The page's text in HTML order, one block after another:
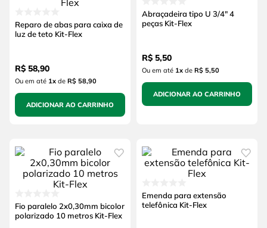
Reparo de abas para caixa de
luz de teto Kit-Flex
R$ 58,90
Ou em até 1xde R$ 58,90
ADICIONAR AO CARRINHO
Abraçadeira tipo U 3/4" 4
peças Kit-Flex
R$ 5,50
Ou em até 1xde R$ 5,50
ADICIONAR AO CARRINHO
Fio paralelo 2x0,30mm bicolor
polarizado 10 metros Kit-Flex
Emenda para extensão
telefônica Kit-Flex